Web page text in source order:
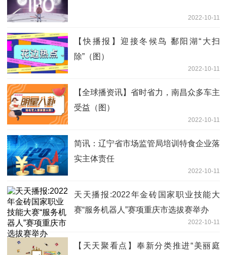
2022-10-11
【快播报】迎接冬候鸟 鄱阳湖“大扫
除”（图）
2022-10-11
【全球播资讯】省时省力，南昌众多车主
受益（图）
2022-10-11
简讯：辽宁省市场监管局培训特食企业落
实主体责任
2022-10-11
天天播报:2022年金砖国家职业技能大
赛“服务机器人”赛项重庆市选拔赛举办
2022-10-11
【天天聚看点】奉新分类推进“美丽庭